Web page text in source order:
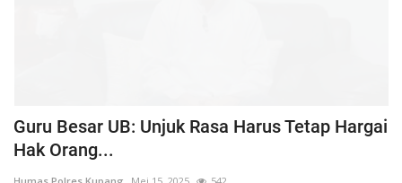
Guru Besar UB: Unjuk Rasa Harus Tetap Hargai
Hak Orang...